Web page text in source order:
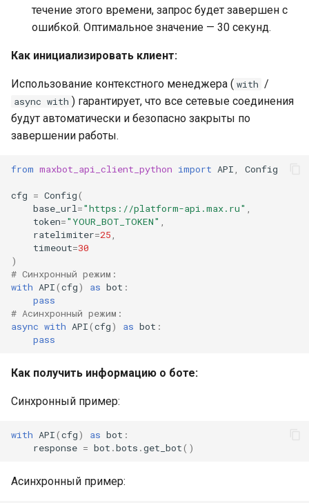
течение этого времени, запрос будет завершен с
ошибкой. Оптимальное значение — 30 секунд.
Как инициализировать клиент:
Использование контекстного менеджера ( with /
async with ) гарантирует, что все сетевые соединения
будут автоматически и безопасно закрыты по
завершении работы.
from maxbot_api_client_python import API Config
cfg = Config(
base_url ="https://platform-api.max.ru"
token="YOUR_BOT_TOKEN"
ratelimiter=25
timeout=30
)
# Синхронный режим:
with API(cfg) as bot :
pass
# Асинхронный режим:
async with API(cfg) as bot :
pass
Как получить информацию о боте:
Синхронный пример:
with API(cfg) as bot :
response = bot .bots .get_bot()
Асинхронный пример: